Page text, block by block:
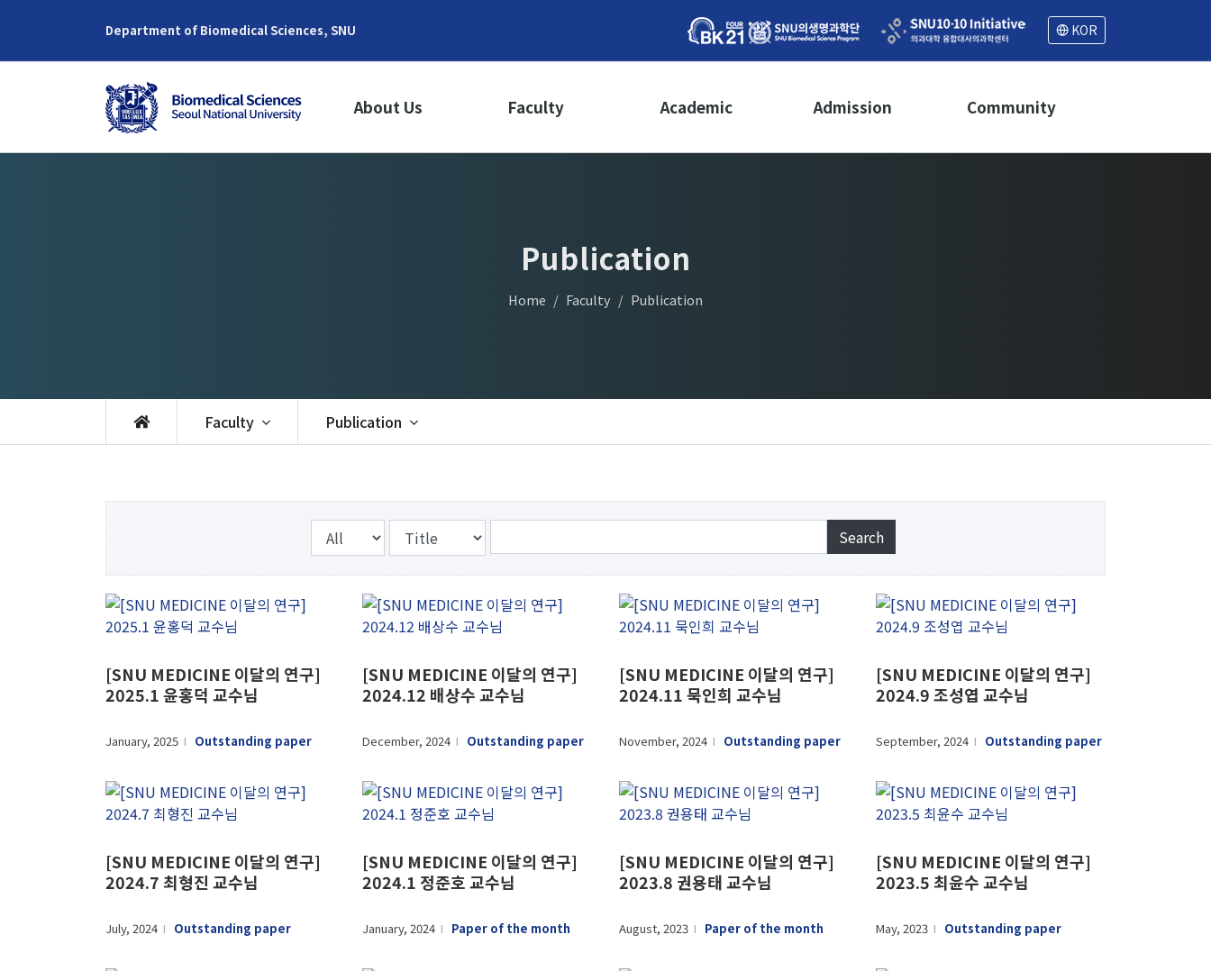
Department of Biomedical Sciences, SNU KOR
About Us Faculty Academic Admission Community
Publication
Home Faculty Publication
Faculty Publication
[SNU MEDICINE 이달의 연구]
2025.1 윤홍덕 교수님
January, 2025 Outstanding paper
[SNU MEDICINE 이달의 연구]
2024.12 배상수 교수님
December, 2024 Outstanding paper
[SNU MEDICINE 이달의 연구]
2024.11 묵인희 교수님
November, 2024 Outstanding paper
[SNU MEDICINE 이달의 연구]
2024.9 조성엽 교수님
September, 2024 Outstanding paper
[SNU MEDICINE 이달의 연구]
2024.7 최형진 교수님
July, 2024 Outstanding paper
[SNU MEDICINE 이달의 연구]
2024.1 정준호 교수님
January, 2024 Paper of the month
[SNU MEDICINE 이달의 연구]
2023.8 권용태 교수님
August, 2023 Paper of the month
[SNU MEDICINE 이달의 연구]
2023.5 최윤수 교수님
May, 2023 Outstanding paper